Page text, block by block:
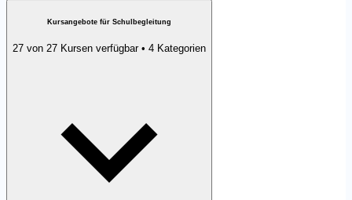
Kursangebote für Schulbegleitung
27 von 27 Kursen verfügbar • 4 Kategorien